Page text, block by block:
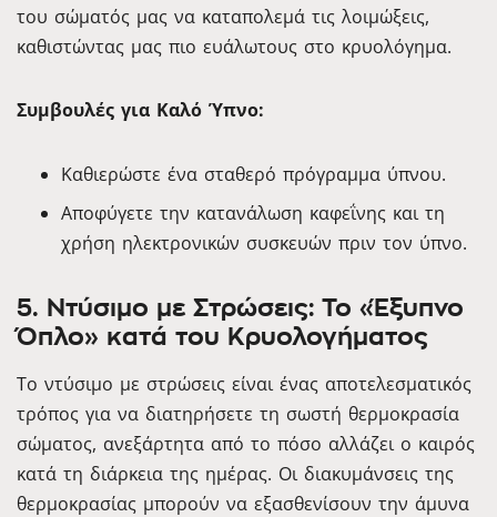
του σώματός μας να καταπολεμά τις λοιμώξεις,
καθιστώντας μας πιο ευάλωτους στο κρυολόγημα.
Συμβουλές για Καλό Ύπνο:
Καθιερώστε ένα σταθερό πρόγραμμα ύπνου.
Αποφύγετε την κατανάλωση καφεΐνης και τη
χρήση ηλεκτρονικών συσκευών πριν τον ύπνο.
5. Ντύσιμο με Στρώσεις: Το «Έξυπνο
Όπλο» κατά του Κρυολογήματος
Το ντύσιμο με στρώσεις είναι ένας αποτελεσματικός
τρόπος για να διατηρήσετε τη σωστή θερμοκρασία
σώματος, ανεξάρτητα από το πόσο αλλάζει ο καιρός
κατά τη διάρκεια της ημέρας. Οι διακυμάνσεις της
θερμοκρασίας μπορούν να εξασθενίσουν την άμυνα